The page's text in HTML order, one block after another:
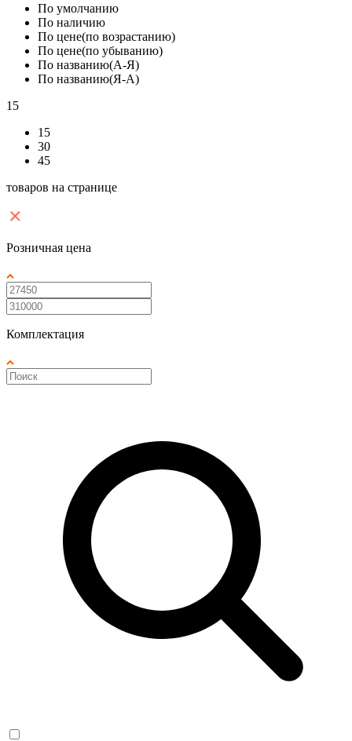
По умолчанию
По наличию
По цене(по возрастанию)
По цене(по убыванию)
По названию(А-Я)
По названию(Я-А)
15
15
30
45
товаров на странице
Розничная цена
Комплектация